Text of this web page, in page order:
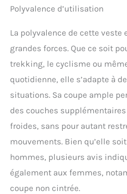
Polyvalence d’utilisation
La polyvalence de cette veste
grandes forces. Que ce soit
trekking, le cyclisme ou
quotidienne, elle s’adapte à
situations. Sa coupe ample
des couches
froides, sans pour autant
mouvements. Bien qu’elle
hommes, plusieurs avis
également aux femmes,
coupe non cintrée.